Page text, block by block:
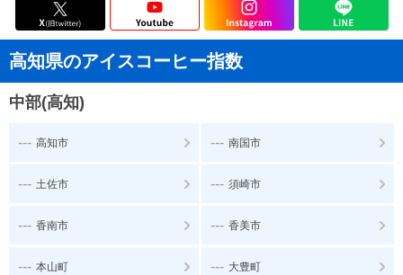
高知県のアイスコーヒー指数
中部(高知)
--- 高知市 --- 南国市
--- 土佐市 --- 須崎市
--- 香南市 --- 香美市
--- 本山町 --- 大豊町